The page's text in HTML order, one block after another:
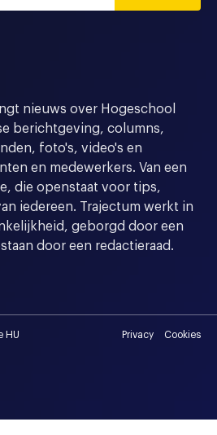
nieuws over Hogeschool
berichtgeving, columns,
foto's, video's en
en medewerkers. Van een
die openstaat voor tips,
iedereen. Trajectum werkt in
geborgd door een
door een redactieraad.
HU Privacy Cookies